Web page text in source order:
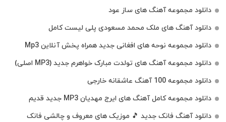
دانلود مجموعه آهنگ های ساز عود
دانلود آهنگ های ملک‌ محمد مسعودی پلی لیست کامل
دانلود مجموعه نوحه های افغانی جدید همراه پخش آنلاین Mp3
دانلود مجموعه آهنگ های تولدت مبارک خواهرم جدید (MP3 اصلی)
دانلود مجموعه 100 آهنگ عاشقانه خارجی
دانلود مجموعه کامل آهنگ های ایرج مهدیان MP3 جدید قدیم
دانلود آهنگ فانک جدید 🎵 موزیک‌ های معروف و چالشی فانک